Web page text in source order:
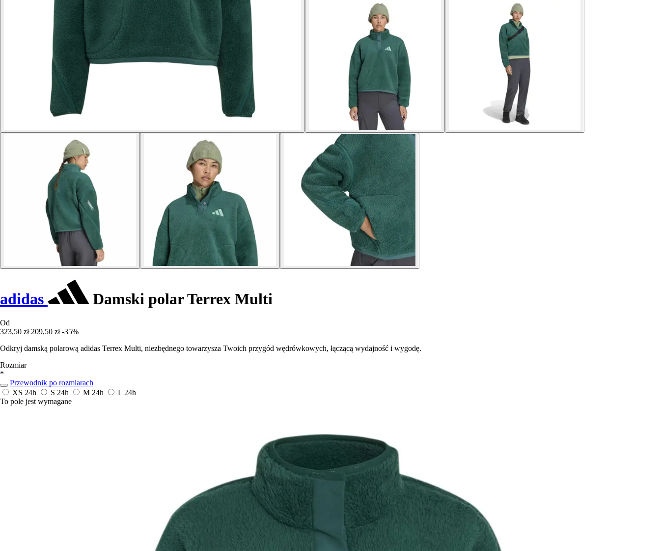
adidas Damski polar Terrex Multi
Od
323,50 zł 209,50 zł -35%
Odkryj damską polarową adidas Terrex Multi, niezbędnego towarzysza Twoich przygód wędrówkowych, łączącą wydajność i wygodę.
Rozmiar
*
Przewodnik po rozmiarach
XS 24h S 24h M 24h L 24h
To pole jest wymagane